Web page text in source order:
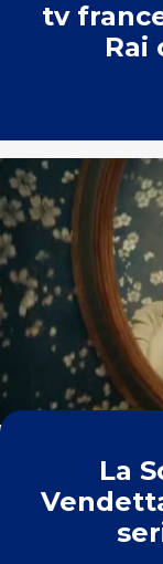
tv
Rai
La